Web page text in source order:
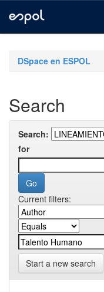
navigationDSpace en ESPOL
Search
Search:
for
Current filters:
Start a new search